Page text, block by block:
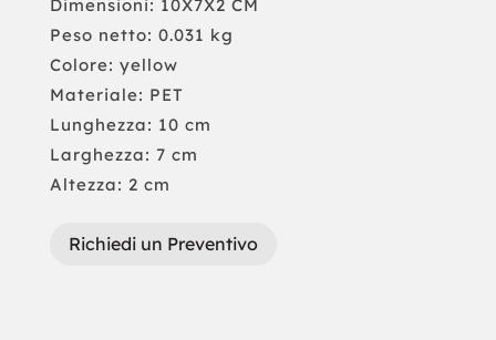
Dimensioni: 10X7X2 CM
Peso netto: 0.031 kg
Colore: yellow
Materiale: PET
Lunghezza: 10 cm
Larghezza: 7 cm
Altezza: 2 cm
Richiedi un Preventivo